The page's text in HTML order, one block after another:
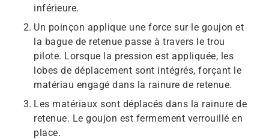
inférieure.
Un poinçon applique une force sur le goujon et
la bague de retenue passe à travers le trou
pilote. Lorsque la pression est appliquée, les
lobes de déplacement sont intégrés, forçant le
matériau engagé dans la rainure de retenue.
Les matériaux sont déplacés dans la rainure de
retenue. Le goujon est fermement verrouillé en
place.